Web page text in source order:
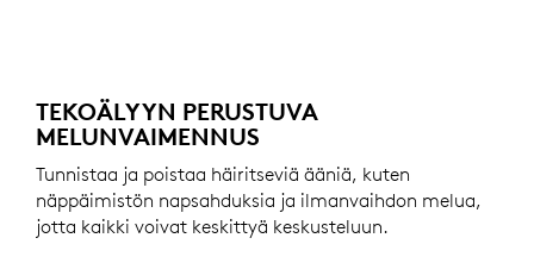
TEKOÄLYYN PERUSTUVA
MELUNVAIMENNUS
Tunnistaa ja poistaa häiritseviä ääniä, kuten
näppäimistön napsahduksia ja ilmanvaihdon melua,
jotta kaikki voivat keskittyä keskusteluun.